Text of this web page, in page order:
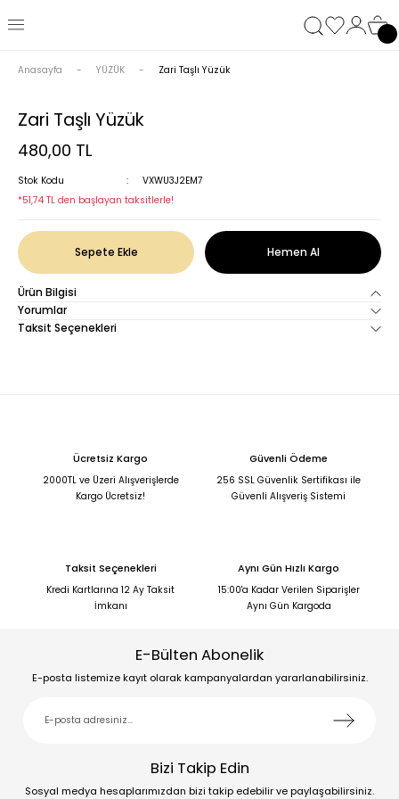
Anasayfa YÜZÜK Zari Taşlı Yüzük
Zari Taşlı Yüzük
480,00 TL
Stok Kodu
VXWU3J2EM7
*51,74 TL den başlayan taksitlerle!
Sepete Ekle Hemen Al
Ürün Bilgisi
Yorumlar
Taksit Seçenekleri
Ücretsiz Kargo
2000TL ve Üzeri Alışverişlerde
Kargo Ücretsiz!
Güvenli Ödeme
256 SSL Güvenlik Sertifikası ile
Güvenli Alışveriş Sistemi
Taksit Seçenekleri
Kredi Kartlarına 12 Ay Taksit
İmkanı
Aynı Gün Hızlı Kargo
15:00'a Kadar Verilen Siparişler
Aynı Gün Kargoda
E-Bülten Abonelik
E-posta listemize kayıt olarak kampanyalardan yararlanabilirsiniz.
Bizi Takip Edin
Sosyal medya hesaplarımızdan bizi takip edebilir ve paylaşabilirsiniz.